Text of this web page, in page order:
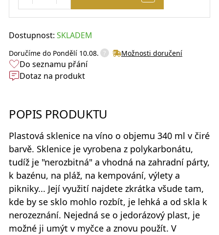
Dostupnost: SKLADEM
Doručíme do Pondělí 10.08. ? Možnosti doručení
Do seznamu přání
Dotaz na produkt
POPIS PRODUKTU
Plastová sklenice na víno o objemu 340 ml v čiré
barvě. Sklenice je vyrobena z polykarbonátu,
tudíž je "nerozbitná" a vhodná na zahradní párty,
k bazénu, na pláž, na kempování, výlety a
pikniky... Její využití najdete zkrátka všude tam,
kde by se sklo mohlo rozbít, je lehká a od skla k
nerozeznání. Nejedná se o jedorázový plast, je
možné ji umýt v myčce a znovu použít. V